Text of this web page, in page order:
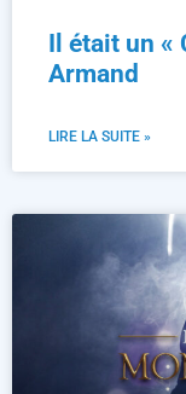
Il était un «
Armand
LIRE LA SUITE »